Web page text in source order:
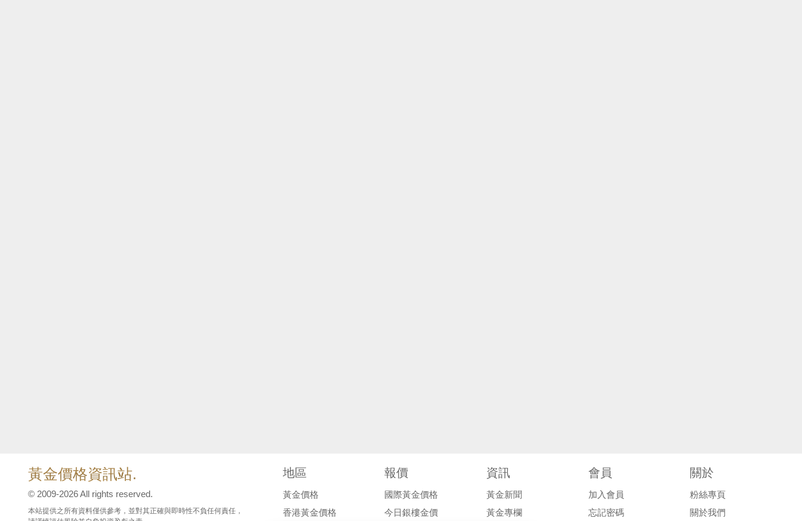
黃金價格資訊站.
© 2009-2026 All rights reserved.
本站提供之所有資料僅供參考，並對其正確與即時性不負任何責任，
地區
黃金價格
香港黃金價格
報價
國際黃金價格
今日銀樓金價
資訊
黃金新聞
黃金專欄
會員
加入會員
忘記密碼
關於
粉絲專頁
關於我們